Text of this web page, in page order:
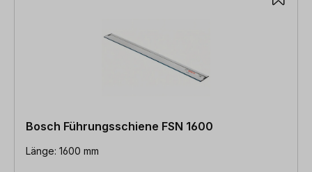
Bosch Führungsschiene FSN 1600
Länge: 1600 mm